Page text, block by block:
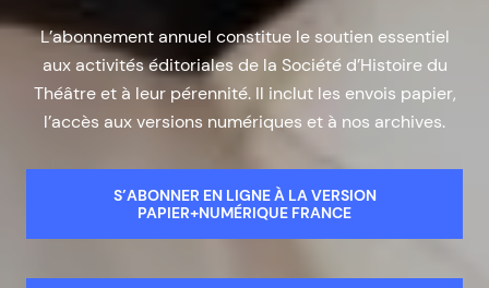
L’abonnement annuel constitue le soutien essentiel
aux activités éditoriales de la Société d’Histoire du
Théâtre et à leur pérennité. Il inclut les envois papier,
l’accès aux versions numériques et à nos archives.
S’ABONNER EN LIGNE À LA VERSION
PAPIER+NUMÉRIQUE FRANCE